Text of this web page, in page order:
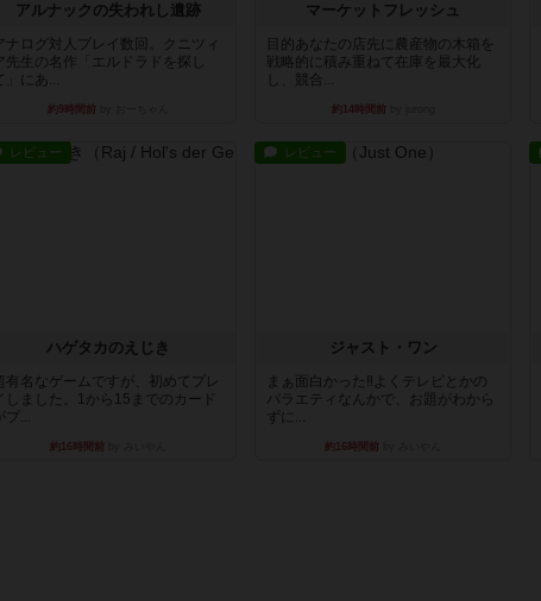
アルナックの失われし遺跡
ナログ対人プレイ数回。クニツィ
先生の名作「エルドラドを探し
」にあ...
約9時間前
マーケットフレッシュ
目的あなたの店先に農産物の木箱を
戦略的に積み重ねて在庫を最大化
し、競合...
約14時間前
レビュー
ハゲタカのえじき
有名なゲームですが、初めてプレ
しました。1から15までのカード
プ...
約16時間前
レビュー
ジャスト・ワン
まぁ面白かった‼️よくテレビとかの
バラエティなんかで、お題がわから
ずに...
約16時間前